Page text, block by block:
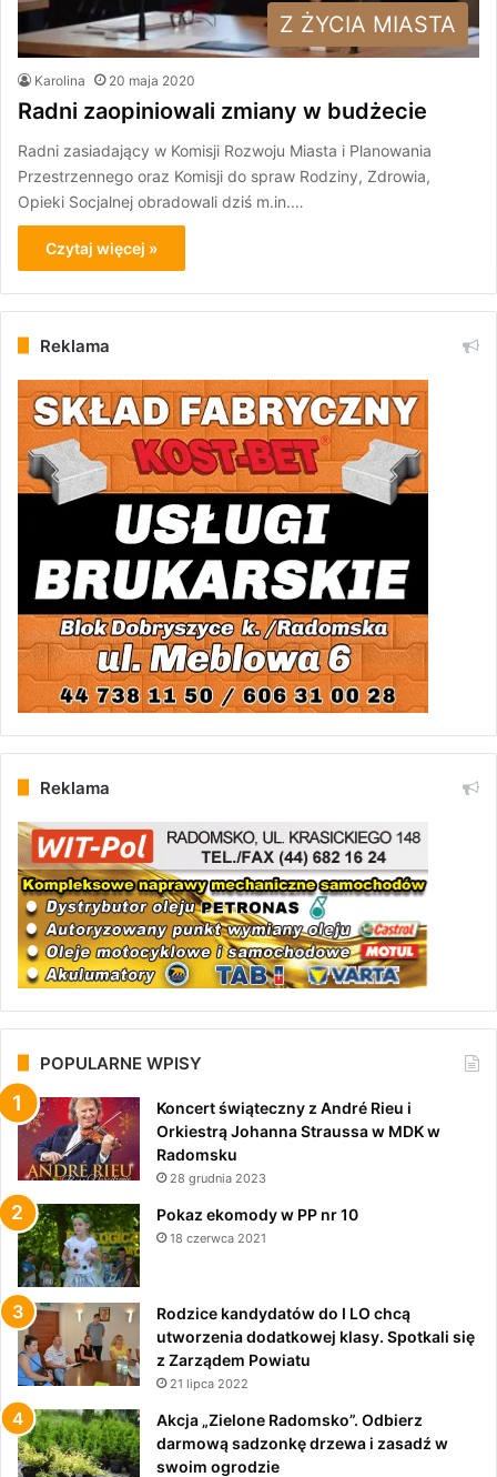
Z ŻYCIA MIASTA
Karolina 20 maja 2020
Radni zaopiniowali zmiany w budżecie
Radni zasiadający w Komisji Rozwoju Miasta i Planowania
Przestrzennego oraz Komisji do spraw Rodziny, Zdrowia,
Opieki Socjalnej obradowali dziś m.in.…
Czytaj więcej »
Reklama
Reklama
POPULARNE WPISY
Koncert świąteczny z André Rieu i
Orkiestrą Johanna Straussa w MDK w
Radomsku
28 grudnia 2023
Pokaz ekomody w PP nr 10
18 czerwca 2021
Rodzice kandydatów do I LO chcą
utworzenia dodatkowej klasy. Spotkali się
z Zarządem Powiatu
21 lipca 2022
Akcja „Zielone Radomsko”. Odbierz
darmową sadzonkę drzewa i zasadź w
swoim ogrodzie